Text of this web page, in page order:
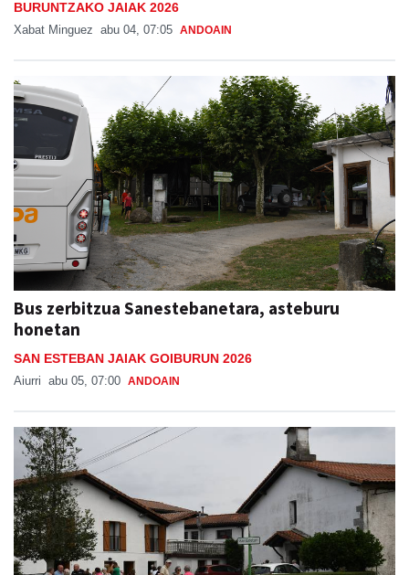
BURUNTZAKO JAIAK 2026
Xabat Minguez abu 04, 07:05 ANDOAIN
Bus zerbitzua Sanestebanetara, asteburu
honetan
SAN ESTEBAN JAIAK GOIBURUN 2026
Aiurri abu 05, 07:00 ANDOAIN